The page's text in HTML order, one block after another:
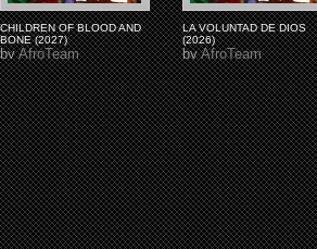
CHILDREN OF BLOOD AND
BONE (2027)
byAfroTeam
LA VOLUNTAD DE DIOS
(2026)
byAfroTeam